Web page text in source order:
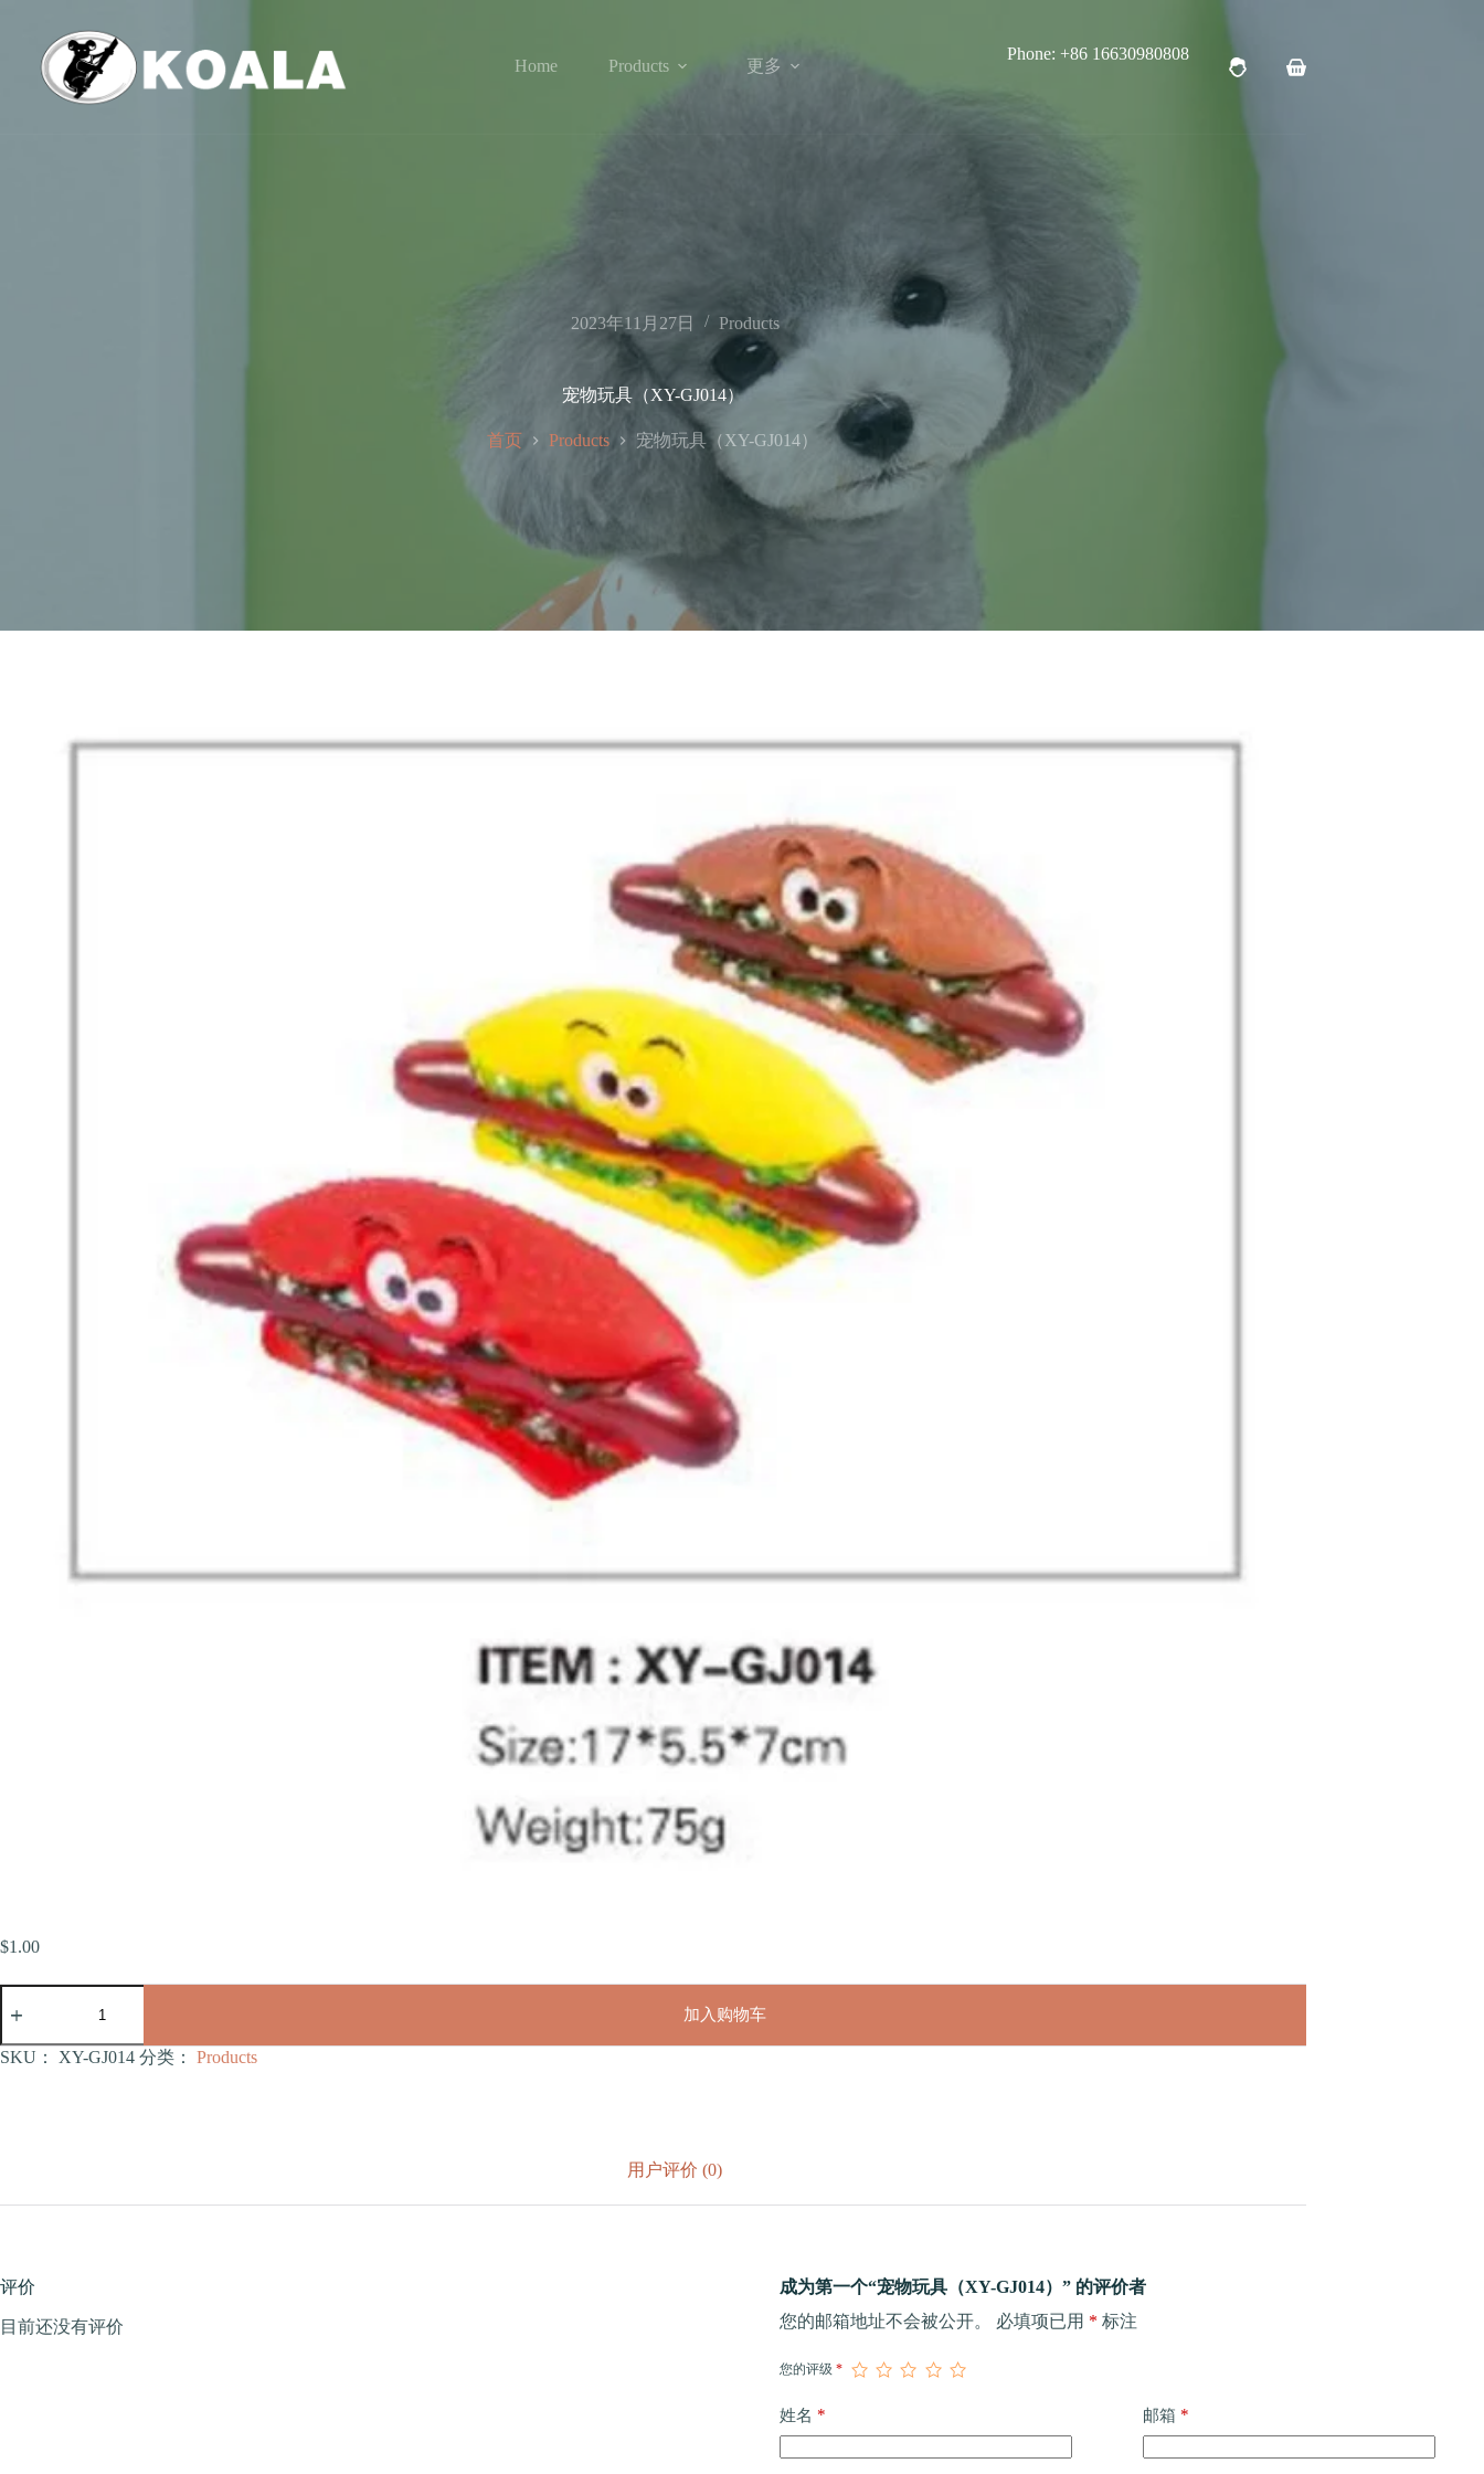
Home Products 更多
Phone: +86 16630980808
购
2023年11月27日 Products
宠物玩具（XY-GJ014）
首页 Products 宠物玩具（XY-GJ014）
$1.00
物
具
加入购物车
SKU： XY-GJ014 分类： Products
用户评价 (0)
评价
目前还没有评价
成为第一个“宠物玩具（XY-GJ014）” 的评价者
您的邮箱地址不会被公开。
必填项已用 * 标注
您的评级 *
姓名 * 邮箱 *